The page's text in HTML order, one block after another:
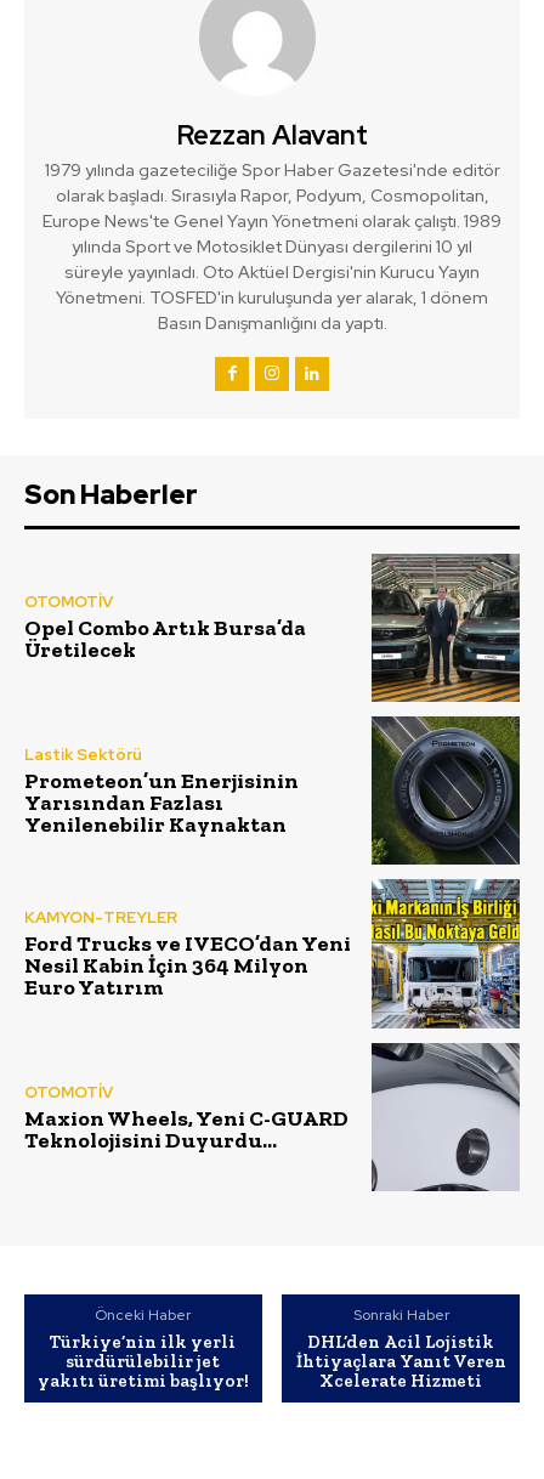
Rezzan Alavant
1979 yılında gazeteciliğe Spor Haber Gazetesi'nde editör
olarak başladı. Sırasıyla Rapor, Podyum, Cosmopolitan,
Europe News'te Genel Yayın Yönetmeni olarak çalıştı. 1989
yılında Sport ve Motosiklet Dünyası dergilerini 10 yıl
süreyle yayınladı. Oto Aktüel Dergisi'nin Kurucu Yayın
Yönetmeni. TOSFED'in kuruluşunda yer alarak, 1 dönem
Basın Danışmanlığını da yaptı.
Son Haberler
OTOMOTİV
Opel Combo Artık Bursa’da
Üretilecek
Lastik Sektörü
Prometeon’un Enerjisinin
Yarısından Fazlası
Yenilenebilir Kaynaktan
KAMYON-TREYLER
Ford Trucks ve IVECO’dan Yeni
Nesil Kabin İçin 364 Milyon
Euro Yatırım
OTOMOTİV
Maxion Wheels, Yeni C-GUARD
Teknolojisini Duyurdu…
Önceki Haber
Türkiye’nin ilk yerli
sürdürülebilir jet
yakıtı üretimi başlıyor!
Sonraki Haber
DHL’den Acil Lojistik
İhtiyaçlara Yanıt Veren
Xcelerate Hizmeti